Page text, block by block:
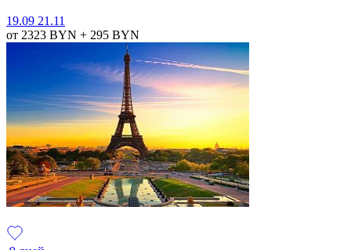
19.09 21.11
от 2323 BYN + 295 BYN